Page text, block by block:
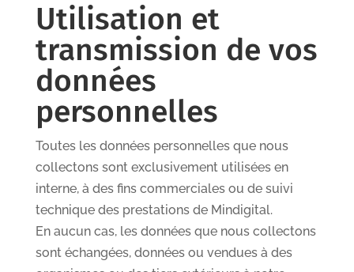
Utilisation et
transmission de vos
données
personnelles
Toutes les données personnelles que nous
collectons sont exclusivement utilisées en
interne, à des fins commerciales ou de suivi
technique des prestations de Mindigital.
En aucun cas, les données que nous collectons
sont échangées, données ou vendues à des